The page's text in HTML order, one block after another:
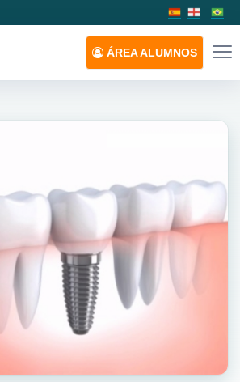
ÁREAALUMNOS